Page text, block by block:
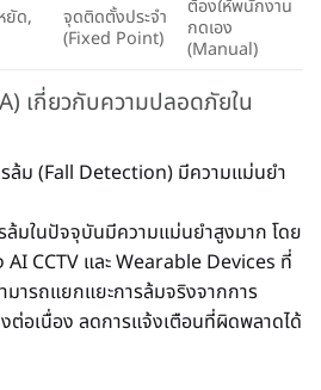
ยัด,
จุดติดตั้งประจำ
(Fixed Point)
ต้องให้พนักงาน
กดเอง
(Manual)
เกี่ยวกับความปลอดภัยใน
ล้ม (Fall Detection) มีความแม่นยำ
ล้มในปัจจุบันมีความแม่นยำสูงมาก โดย
AI CCTV และ Wearable Devices ที่
มารถแยกแยะการล้มจริงจากการ
ต่อเนื่อง ลดการแจ้งเตือนที่ผิดพลาดได้